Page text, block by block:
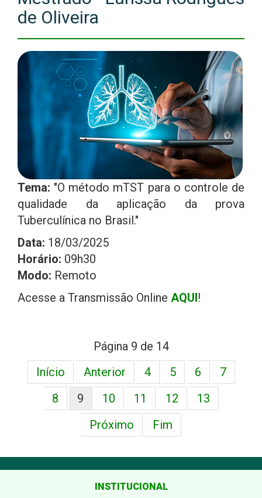
de Oliveira
Tema: "O método mTST para o controle de
qualidade da aplicação da prova
Tuberculínica no Brasil."
Data: 18/03/2025
Horário: 09h30
Modo: Remoto
Acesse a Transmissão Online AQUI!
Página 9 de 14
Início
Anterior 4 5 6
7
8
9 10 11 12
13
Próximo
Fim
INSTITUCIONAL